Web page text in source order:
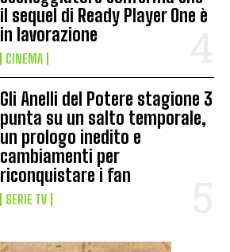
il sequel di Ready Player One è
in lavorazione
CINEMA
Gli Anelli del Potere stagione 3
punta su un salto temporale,
un prologo inedito e
cambiamenti per
riconquistare i fan
SERIE TV